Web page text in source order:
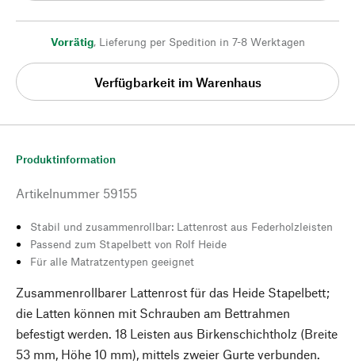
Vorrätig, Lieferung per Spedition in 7-8 Werktagen
Verfügbarkeit im Warenhaus
Produktinformation
Artikelnummer 59155
Stabil und zusammenrollbar: Lattenrost aus Federholzleisten
Passend zum Stapelbett von Rolf Heide
Für alle Matratzentypen geeignet
Zusammenrollbarer Lattenrost für das Heide Stapelbett;
die Latten können mit Schrauben am Bettrahmen
befestigt werden. 18 Leisten aus Birkenschichtholz (Breite
53 mm, Höhe 10 mm), mittels zweier Gurte verbunden.